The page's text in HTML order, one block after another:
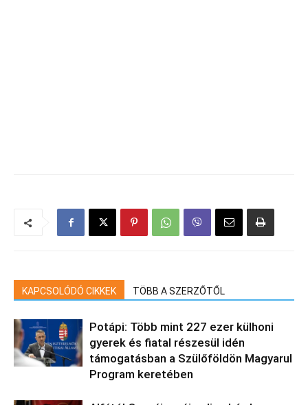
KAPCSOLÓDÓ CIKKEK TÖBB A SZERZŐTŐL
Potápi: Több mint 227 ezer külhoni
gyerek és fiatal részesül idén
támogatásban a Szülőföldön Magyarul
Program keretében